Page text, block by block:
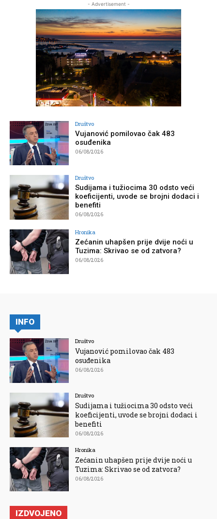
- Advertisement -
Društvo
Vujanović pomilovao čak 483
osuđenika
06/08/2026
Društvo
Sudijama i tužiocima 30 odsto veći
koeficijenti, uvode se brojni dodaci i
benefiti
06/08/2026
Hronika
Zećanin uhapšen prije dvije noći u
Tuzima: Skrivao se od zatvora?
06/08/2026
INFO
Društvo
Vujanović pomilovao čak 483
osuđenika
06/08/2026
Društvo
Sudijama i tužiocima 30 odsto veći
koeficijenti, uvode se brojni dodaci i
benefiti
06/08/2026
Hronika
Zećanin uhapšen prije dvije noći u
Tuzima: Skrivao se od zatvora?
06/08/2026
IZDVOJENO